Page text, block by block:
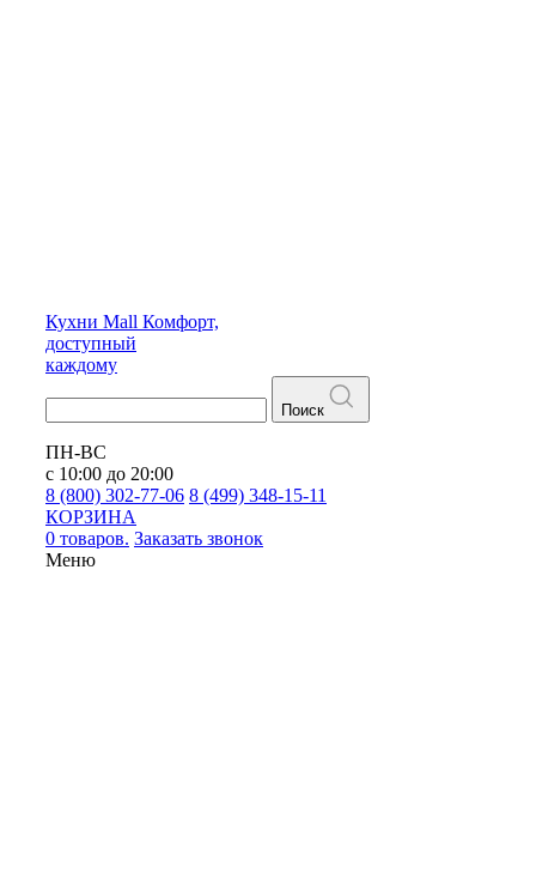
Кухни Mall Комфорт,
доступный
каждому
Поиск
ПН-ВС
с 10:00 до 20:00
8 (800) 302-77-06 8 (499) 348-15-11
КОРЗИНА
0 товаров. Заказать звонок
Меню